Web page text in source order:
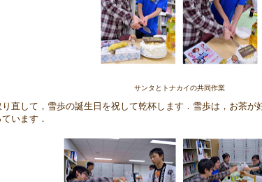
サンタとトナカイの共同作業
り直して，雪歩の誕生日を祝して乾杯します．雪歩は，お茶が
います．